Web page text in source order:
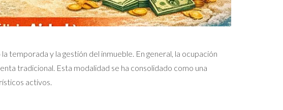
temporada y la gestión del inmueble. En general, la ocupación
tradicional. Esta modalidad se ha consolidado como una
activos.